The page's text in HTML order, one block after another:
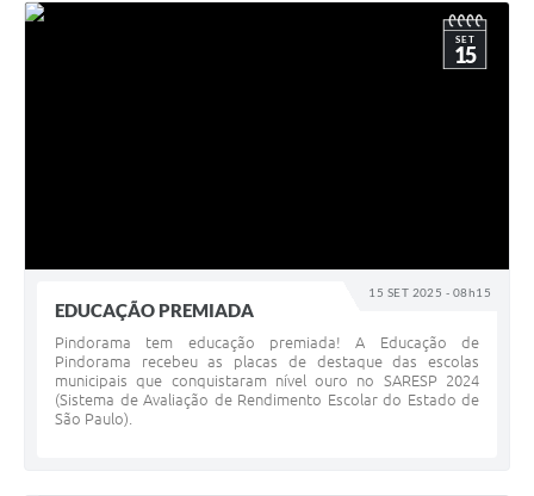
15 SET 2025 - 08h15
SET
15
EDUCAÇÃO PREMIADA
Pindorama tem educação premiada! A Educação de
Pindorama recebeu as placas de destaque das escolas
municipais que conquistaram nível ouro no SARESP 2024
(Sistema de Avaliação de Rendimento Escolar do Estado de
São Paulo).